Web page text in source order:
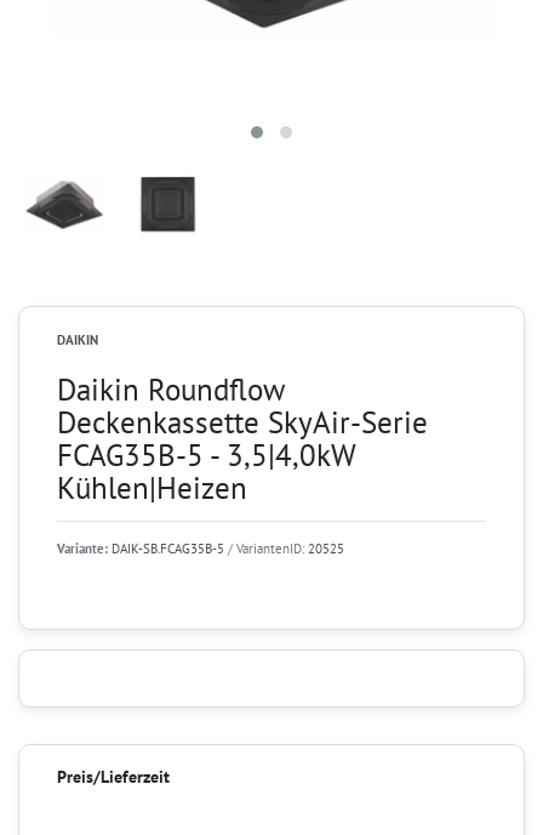
DAIKIN
Daikin Roundflow
Deckenkassette SkyAir-Serie
FCAG35B-5 - 3,5|4,0kW
Kühlen|Heizen
Variante: DAIK-SB.FCAG35B-5 / VariantenID: 20525
Preis/Lieferzeit